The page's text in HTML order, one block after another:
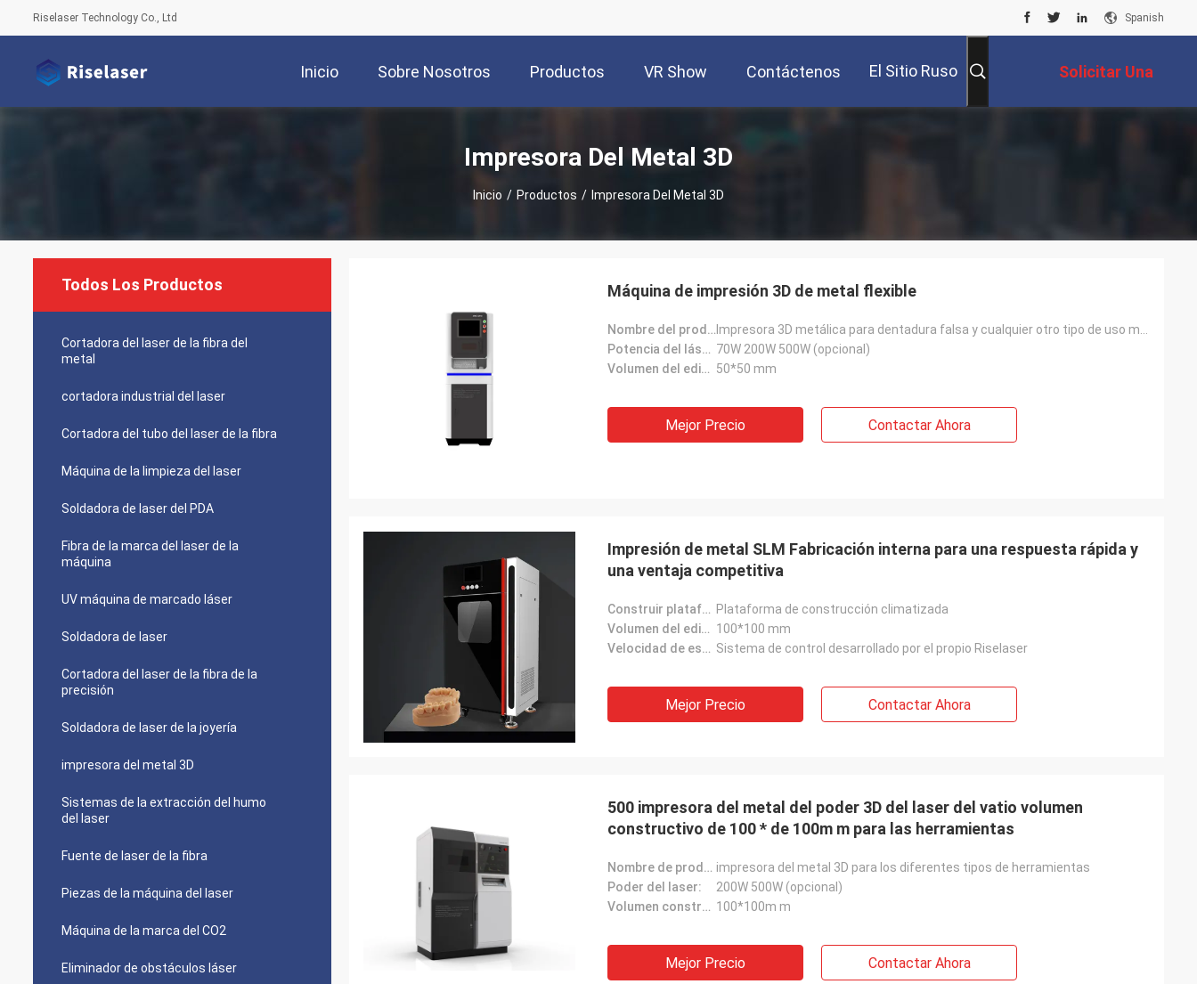
Riselaser Technology Co., Ltd Spanish
Inicio Sobre Nosotros Productos VR Show Contáctenos El Sitio Ruso Solicitar Una
Cotización
Impresora Del Metal 3D
Inicio / Productos / Impresora Del Metal 3D
Todos Los Productos
Cortadora del laser de la fibra del
metal
cortadora industrial del laser
Cortadora del tubo del laser de la fibra
Máquina de la limpieza del laser
Soldadora de laser del PDA
Fibra de la marca del laser de la
máquina
UV máquina de marcado láser
Soldadora de laser
Cortadora del laser de la fibra de la
precisión
Soldadora de laser de la joyería
impresora del metal 3D
Sistemas de la extracción del humo
del laser
Fuente de laser de la fibra
Piezas de la máquina del laser
Máquina de la marca del CO2
Eliminador de obstáculos láser
Máquina de impresión 3D de metal flexible
Nombre del producto:
Potencia del láser: 70W 200W 500W (opcional)
Volumen del edificio: 50*50 mm
Mejor Precio Contactar Ahora
Impresión de metal SLM Fabricación interna para una respuesta rápida y
una ventaja competitiva
Construir plataforma: Plataforma de construcción climatizada
Volumen del edificio: 100*100 mm
Velocidad de escaneo: Sistema de control desarrollado por el propio Riselaser
Mejor Precio Contactar Ahora
500 impresora del metal del poder 3D del laser del vatio volumen
constructivo de 100 * de 100m m para las herramientas
Nombre de producto: impresora del metal 3D para los diferentes tipos de herramientas
Poder del laser:
200W 500W (opcional)
Volumen constructivo: 100*100m m
Mejor Precio Contactar Ahora